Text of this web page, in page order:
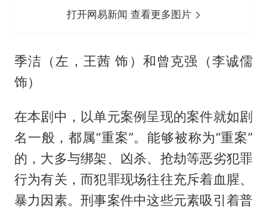
打开网易新闻 查看更多图片
季洁（左，王茜 饰）和曾克强（李诚儒
饰）
在本剧中，以单元案例呈现的案件就如剧
名一般，都属“重案”。能够被称为“重案”
的，大多与绑架、凶杀、抢劫等恶劣犯罪
行为有关，而犯罪现场往往充斥着血腥、
暴力因素。刑事案件中这些元素吸引着普